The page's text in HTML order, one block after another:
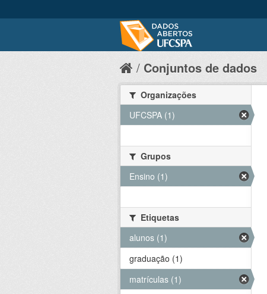
Conjuntos de dados
Organizações
UFCSPA (1)
Grupos
Ensino (1)
Etiquetas
alunos (1)
graduação (1)
matrículas (1)